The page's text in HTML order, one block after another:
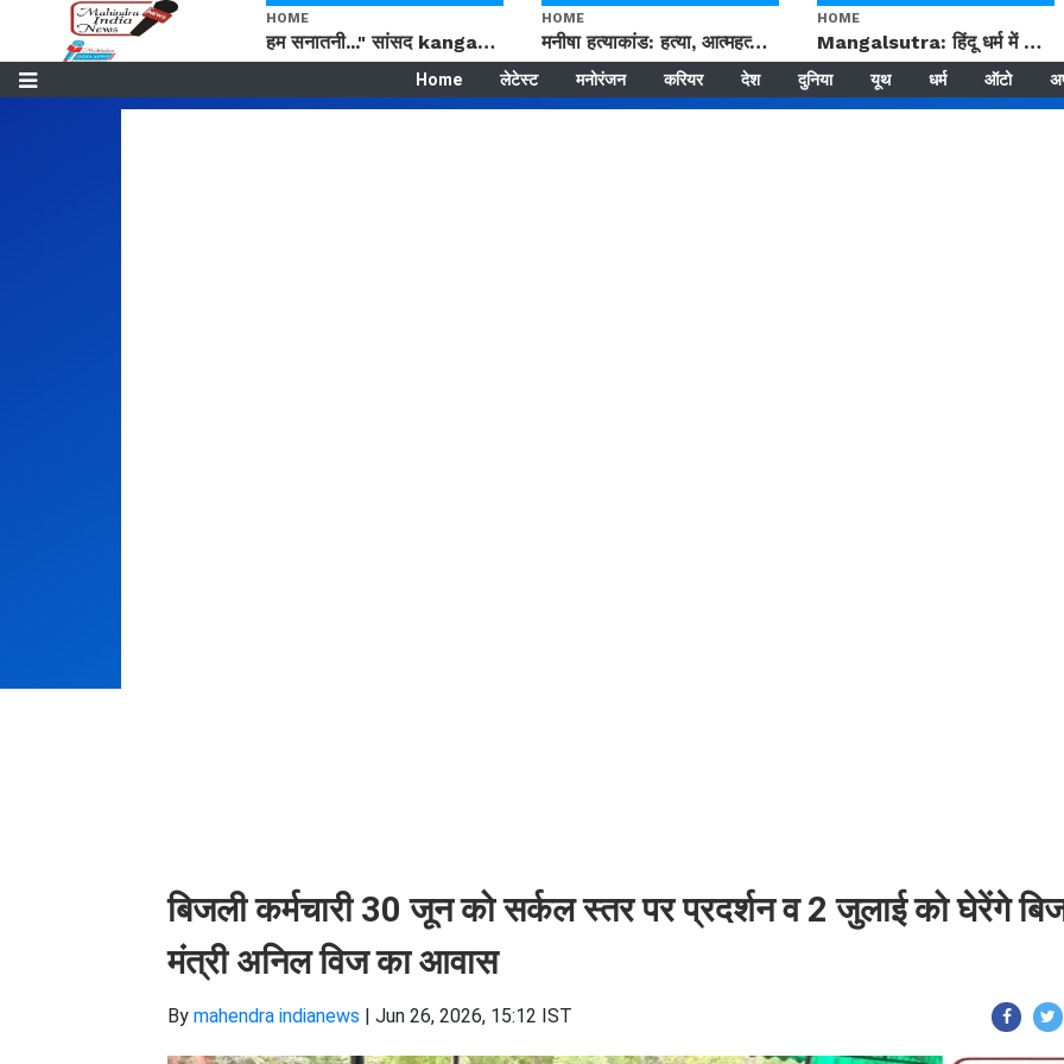
HOME
हम सनातनी..." सांसद kangana Ranaut से क्या बोली लड़की? Viral Jantar-Mantar | CJP protest
HOME
मनीषा हत्याकांड: हत्या, आत्महत्या या कोई बड़ा राज? | Full Story | Josh Haryana
HOME
Mangalsutra: हिंदू धर्म में शादी के बाद मंगलसूत्र क्यों पहनती है महिलाएं, किसने शुरु की ये परंपरा
Home लेटेस्ट मनोरंजन करियर देश दुनिया यूथ धर्म ऑटो
बिजली कर्मचारी 30 जून को सर्कल स्तर पर प्रदर्शन व 2 जुलाई को घेरेंगे
मंत्री अनिल विज का आवास
By mahendra indianews | Jun 26, 2026, 15:12 IST